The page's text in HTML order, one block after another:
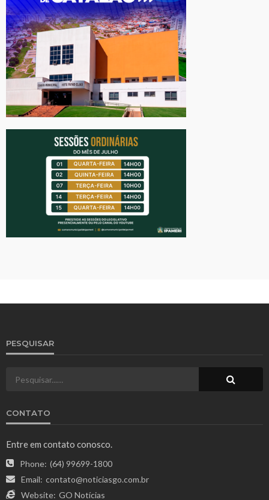
PESQUISAR
CONTATO
Entre em contato conosco.
Phone: (64) 99699-1800
Email: contato@noticiasgo.com.br
Website: GO Notícias